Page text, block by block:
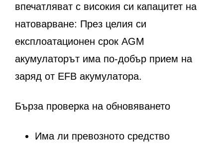
впечатляват с високия си капацитет на
натоварване: През целия си
експлоатационен срок AGM
акумулаторът има по-добър прием на
заряд от EFB акумулатора.
Бърза проверка на обновяването
Има ли превозното средство